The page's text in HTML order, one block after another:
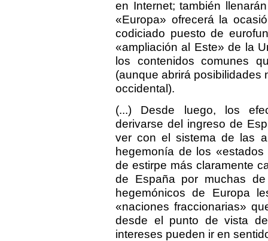
en Internet; también
«Europa» ofrecerá la
codiciado puesto de
«ampliación al Este» de la
los contenidos comunes
(aunque abrirá posibilidades
occidental).
(...) Desde luego, los
derivarse del ingreso de
ver con el sistema de las
hegemonía de los
de estirpe más claramente
de España por muchas
hegemónicos de Europa
«naciones fraccionarias»
desde el punto de vista
intereses pueden ir en